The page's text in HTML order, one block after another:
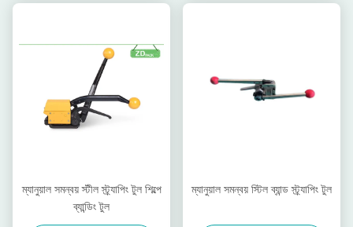
ম্যানুয়াল সমন্বয় স্টীল স্ট্র্যাপিং টুল শিল্পে
ব্যান্ডিং টুল
ম্যানুয়াল সমন্বয় স্টিল ব্যান্ড স্ট্র্যাপিং টুল